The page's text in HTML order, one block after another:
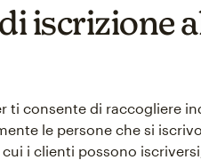
iscrizione
ti consente di raccogliere
le persone che si
i clienti possono